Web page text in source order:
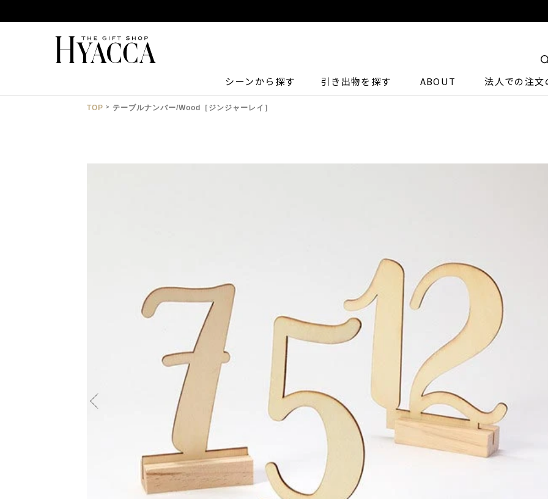
シーンから探す 引き出物を探す ABOUT 法人での注文
TOP テーブルナンバー/Wood［ジンジャーレイ］